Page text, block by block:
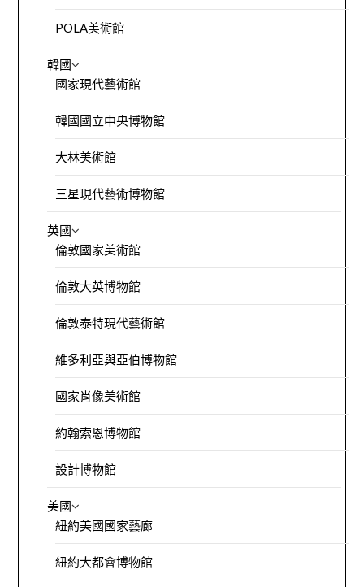
POLA美術館
韓國
國家現代藝術館
韓國國立中央博物館
大林美術館
三星現代藝術博物館
英國
倫敦國家美術館
倫敦大英博物館
倫敦泰特現代藝術館
維多利亞與亞伯博物館
國家肖像美術館
約翰索恩博物館
設計博物館
美國
紐約美國國家藝廊
紐約大都會博物館